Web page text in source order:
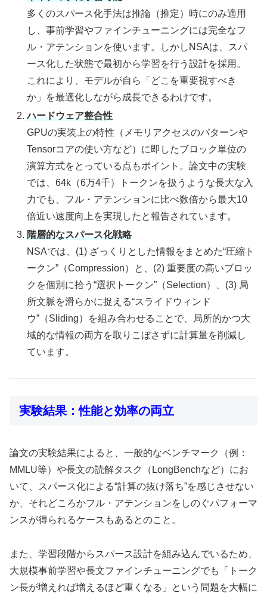
多くのスパース化手法は推論（推定）時にのみ適用
し、事前学習やファインチューニングには完全なフ
ル・アテンションを使います。しかしNSAは、スパ
ース化した状態で最初から学習を行う設計を採用。
これにより、モデルが自ら「どこを重要視すべき
か」を最適化しながら成長できるわけです。
ハードウェア整合性
GPUの実装上の特性（メモリアクセスのパターンや
Tensorコアの使い方など）に即したブロック単位の
演算方式をとっている点もポイント。論文中の実験
では、64k（6万4千）トークンを扱うような長大な入
力でも、フル・アテンションに比べ数倍から最大10
倍近い速度向上を実現したと報告されています。
階層的なスパース化戦略
NSAでは、(1) ざっくりとした情報をまとめた“圧縮ト
ークン”（Compression）と、(2) 重要度の高いブロッ
クを個別に拾う“選択トークン”（Selection）、(3) 局
所文脈を滑らかに捉える“スライドウィンド
ウ”（Sliding）を組み合わせることで、局所的かつ大
域的な情報の両方を取りこぼさずに計算量を削減し
ています。
実験結果：性能と効率の両立
論文の実験結果によると、一般的なベンチマーク（例：
MMLU等）や長文の読解タスク（LongBenchなど）にお
いて、スパース化による“計算の抜け落ち”を感じさせない
か、それどころかフル・アテンションをしのぐパフォーマ
ンスが得られるケースもあるとのこと。
また、学習段階からスパース設計を組み込んでいるため、
大規模事前学習や長文ファインチューニングでも「トーク
ン長が増えれば増えるほど重くなる」という問題を大幅に